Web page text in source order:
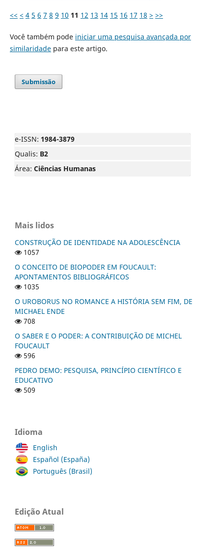
<< < 4 5 6 7 8 9 10 11 12 13 14 15 16 17 18 > >>
Você também pode iniciar uma pesquisa avançada por
similaridadepara este artigo.
Submissão
e-ISSN: 1984-3879
Qualis: B2
Área: Ciências Humanas
Mais lidos
CONSTRUÇÃO DE IDENTIDADE NA ADOLESCÊNCIA
1057
O CONCEITO DE BIOPODER EM FOUCAULT:
APONTAMENTOS BIBLIOGRÁFICOS
1035
O UROBORUS NO ROMANCE A HISTÓRIA SEM FIM, DE
MICHAEL ENDE
708
O SABER E O PODER: A CONTRIBUIÇÃO DE MICHEL
FOUCAULT
596
PEDRO DEMO: PESQUISA, PRINCÍPIO CIENTÍFICO E
EDUCATIVO
509
Idioma
English
Español (España)
Português (Brasil)
Edição Atual